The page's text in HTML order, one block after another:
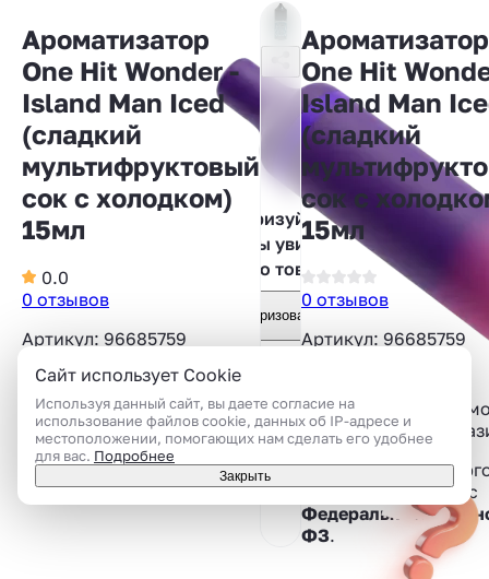
Ароматизатор
One Hit Wonder -
Island Man Iced
(сладкий
мультифруктовый
сок с холодком)
15мл
0.0
0 отзывов
Артикул: 96685759
Авторизуйтесь,
чтобы увидеть
фото товара
Авторизоваться
Ароматизатор
One Hit
Island Man
(сладкий
сок с
15мл
0 отзывов
Артикул: 96685759
Приобрести товар
только лично в
Дистанционная
запрещена в связи c
Федеральным
ФЗ.
Сайт использует Cookie
Используя данный сайт, вы даете согласие на
использование файлов cookie, данных об IP-адресе и
местоположении, помогающих нам сделать его удобнее
для вас. Подробнее
Закрыть